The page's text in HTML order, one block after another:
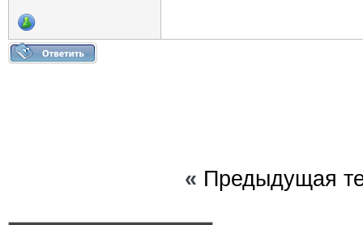
« Предыдущая